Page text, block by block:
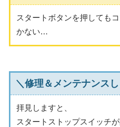
スタートボタンを押しても
かない…
＼修理＆メンテナンス
拝見しますと、
スタートストップスイッチ